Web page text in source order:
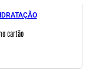
cartão